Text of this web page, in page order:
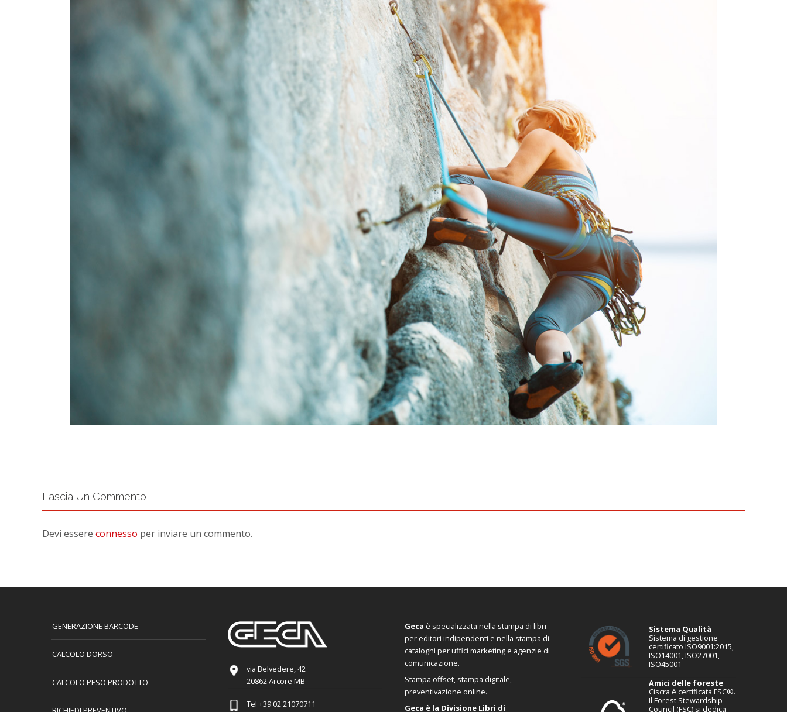
Lascia Un Commento
Devi essere connesso per inviare un commento.
GENERAZIONE BARCODE
CALCOLO DORSO
CALCOLO PESO PRODOTTO
via Belvedere, 42
20862 Arcore MB
Tel +39 02 21070711
Geca è specializzata nella stampa di libri
per editori indipendenti e nella stampa di
cataloghi per uffici marketing e agenzie di
comunicazione.
Stampa offset, stampa digitale,
preventivazione online.
Geca è la Divisione Libri di
Sistema Qualità
Sistema di gestione
certificato ISO9001:2015,
ISO14001, ISO27001,
ISO45001
Amici delle foreste
Ciscra è certificata FSC®.
Il Forest Stewardship
Council (FSC) si dedica